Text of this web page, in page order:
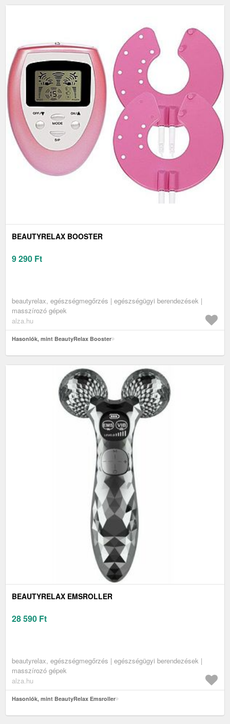
BEAUTYRELAX BOOSTER
9 290 Ft
beautyrelax, egészségmegőrzés | egészségügyi berendezések |
masszírozó gépek
alza.hu
Hasonlók, mint BeautyRelax Booster
BEAUTYRELAX EMSROLLER
28 590 Ft
beautyrelax, egészségmegőrzés | egészségügyi berendezések |
masszírozó gépek
alza.hu
Hasonlók, mint BeautyRelax Emsroller